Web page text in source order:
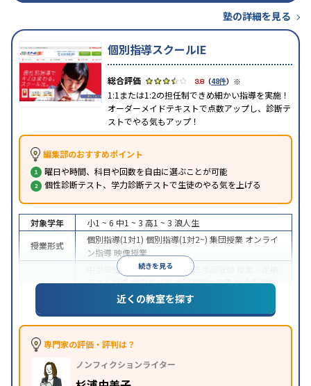
塾の詳細を見る
個別指導スクールIE
3.8（48件） ※
1:1または1:2の担任制できめ細かい指導を実施！
オーダーメイドテキストで点数アップし、診断テ
ストでやる気もアップ！
編集部のおすすめポイント
曜日や時間、科目や回数を自由に選ぶことが可能
個性診断テスト、学力診断テストで生徒のやる気を上げる
続きを見る
対象学年 小1 ~ 6 中1 ~ 3 高1 ~ 3 浪人生
授業形式
個別指導(1対1) 個別指導(1対2~) 集団授業 オンライ
ン指導 映像授業
中学受験 高校受験大学受験 医学部受験
テスト対策内申点対策学習習慣の定着総合型選抜
(旧AO)対策 推薦入試対策学校別特化対策
中高一貫校生に対応
可能季節講習のみの受講可
※2023年3月調査。小学校高学年の個別指導塾アンケート調査方法
近くの教室を探す
専門家の評価・評判は？
ノンフィクションライター